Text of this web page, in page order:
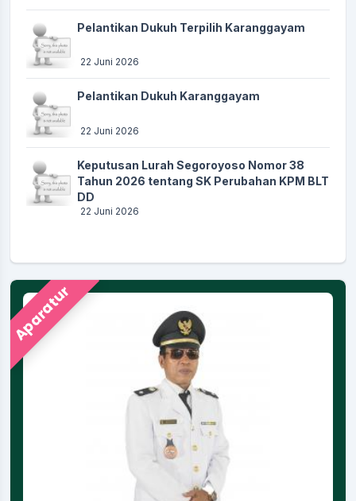
Pelantikan Dukuh Terpilih Karanggayam
22 Juni 2026
Pelantikan Dukuh Karanggayam
22 Juni 2026
Keputusan Lurah Segoroyoso Nomor 38
Tahun 2026 tentang SK Perubahan KPM BLT
DD
22 Juni 2026
Aparatur
RUSGIYANTI
Jagabaya